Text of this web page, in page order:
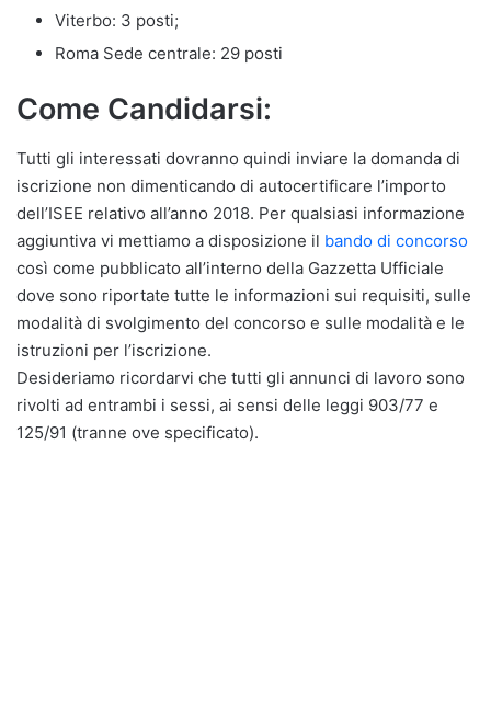
Viterbo: 3 posti;
Roma Sede centrale: 29 posti
Come Candidarsi:
Tutti gli interessati dovranno quindi inviare la domanda di
iscrizione non dimenticando di autocertificare l’importo
dell’ISEE relativo all’anno 2018. Per qualsiasi informazione
aggiuntiva vi mettiamo a disposizione il bando di concorso
così come pubblicato all’interno della Gazzetta Ufficiale
dove sono riportate tutte le informazioni sui requisiti, sulle
modalità di svolgimento del concorso e sulle modalità e le
istruzioni per l’iscrizione.
Desideriamo ricordarvi che tutti gli annunci di lavoro sono
rivolti ad entrambi i sessi, ai sensi delle leggi 903/77 e
125/91 (tranne ove specificato).